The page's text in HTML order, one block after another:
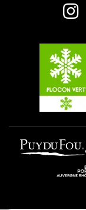
Charte des Acteurs
Plagne Villages
Plagne Aime 2000